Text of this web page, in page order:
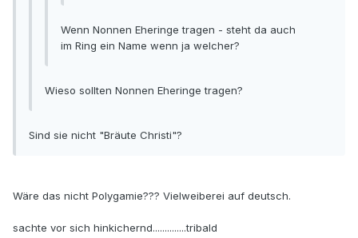
Wenn Nonnen Eheringe tragen - steht da auch
im Ring ein Name wenn ja welcher?
Wieso sollten Nonnen Eheringe tragen?
Sind sie nicht "Bräute Christi"?
Wäre das nicht Polygamie??? Vielweiberei auf deutsch.
sachte vor sich hinkichernd..............tribald